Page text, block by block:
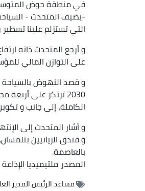
-يضيف المتحدث -
التي تستزلم علينا
و أرجع المتحدث ذاته
على التوازن المالي
و قصد النهوض بالسياحة
2030 ترتكز على
الكاملة، إلى جانب و
و فندق الزيانيين
بالعاصمة.
المصدر ملتيميديا الإذاعة
مساعد الرئيس المدير